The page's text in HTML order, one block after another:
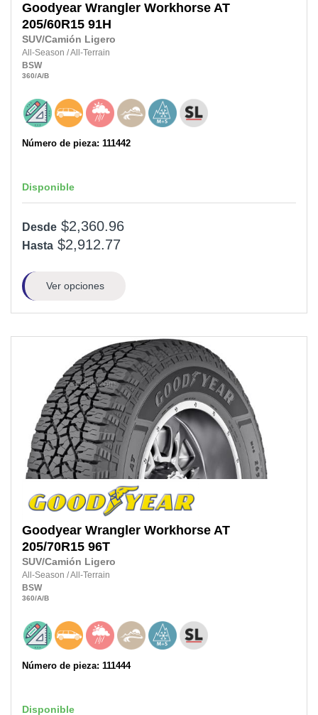
Goodyear Wrangler Workhorse AT
205/60R15 91H
SUV/Camión Ligero
All-Season /All-Terrain
BSW
360/A/B
Número de pieza: 111442
Disponible
Desde $2,360.96
Hasta $2,912.77
Ver opciones
Goodyear Wrangler Workhorse AT
205/70R15 96T
SUV/Camión Ligero
All-Season /All-Terrain
BSW
360/A/B
Número de pieza: 111444
Disponible